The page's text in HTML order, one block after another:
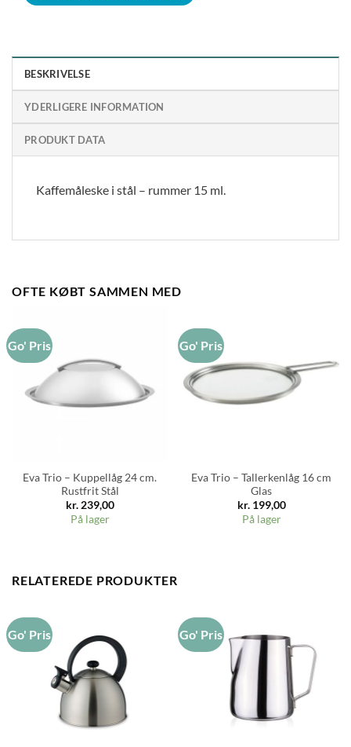
BESKRIVELSE
YDERLIGERE INFORMATION
PRODUKT DATA
Kaffemåleske i stål – rummer 15 ml.
OFTE KØBT SAMMEN MED
Go' Pris
Eva Trio – Kuppellåg 24 cm.
Rustfrit Stål
kr.239,00
På lager
Go' Pris
Eva Trio – Tallerkenlåg 16 cm
Glas
kr.199,00
På lager
RELATEREDE PRODUKTER
Go' Pris Go' Pris